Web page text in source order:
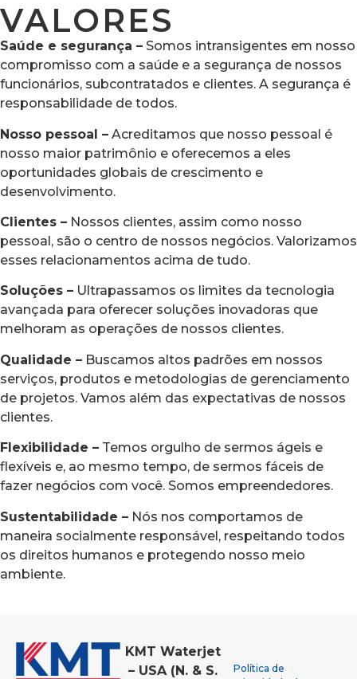
VALORES
Saúde e segurança – Somos intransigentes em nosso
compromisso com a saúde e a segurança de nossos
funcionários, subcontratados e clientes. A segurança é
responsabilidade de todos.
Nosso pessoal – Acreditamos que nosso pessoal é
nosso maior patrimônio e oferecemos a eles
oportunidades globais de crescimento e
desenvolvimento.
Clientes – Nossos clientes, assim como nosso
pessoal, são o centro de nossos negócios. Valorizamos
esses relacionamentos acima de tudo.
Soluções – Ultrapassamos os limites da tecnologia
avançada para oferecer soluções inovadoras que
melhoram as operações de nossos clientes.
Qualidade – Buscamos altos padrões em nossos
serviços, produtos e metodologias de gerenciamento
de projetos. Vamos além das expectativas de nossos
clientes.
Flexibilidade – Temos orgulho de sermos ágeis e
flexíveis e, ao mesmo tempo, de sermos fáceis de
fazer negócios com você. Somos empreendedores.
Sustentabilidade – Nós nos comportamos de
maneira socialmente responsável, respeitando todos
os direitos humanos e protegendo nosso meio
ambiente.
KMT Waterjet
– USA (N. & S.
Política de